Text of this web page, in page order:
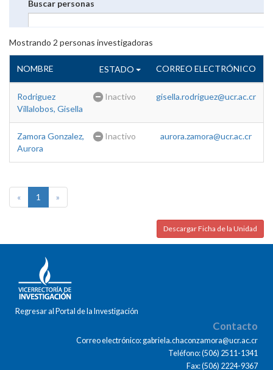
Buscar personas
Mostrando 2 personas investigadoras
NOMBRE ESTADO CORREO ELECTRÓNICO
Rodriguez
Villalobos, Gisella
Inactivo gisella.rodriguez@ucr.ac.cr
Zamora Gonzalez,
Aurora
Inactivo aurora.zamora@ucr.ac.cr
« 1 »
Descargar Ficha de la Unidad
Regresar al Portal de la Investigación
Contacto
Correo electrónico: gabriela.chaconzamora@ucr.ac.cr
Teléfono: (506) 2511-1341
Fax: (506) 2224-9367